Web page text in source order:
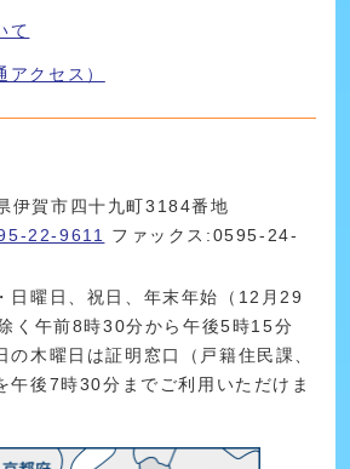
て
クセス）
伊賀市四十九町3184番地
22-9611
ファックス:0595-24-
日曜日、祝日、年末年始（12月29
く午前8時30分から午後5時15分
の木曜日は証明窓口（戸籍住民課、
午後7時30分までご利用いただけま